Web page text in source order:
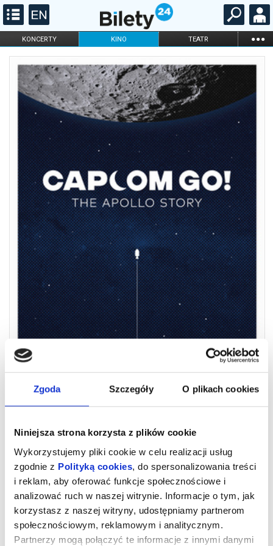
Zgoda Szczegóły O plikach cookies
Niniejsza strona korzysta z plików cookie
Wykorzystujemy pliki cookie w celu realizacji usług
zgodnie z Polityką cookies , do spersonalizowania treści
i reklam, aby oferować funkcje społecznościowe i
analizować ruch w naszej witrynie. Informacje o tym, jak
korzystasz z naszej witryny, udostępniamy partnerom
społecznościowym, reklamowym i analitycznym.
Partnerzy mogą połączyć te informacje z innymi danymi
KONCERTY KINO TEATR ...
FILHARMONIA OPERA I BALET
DLA DZIECI
ONLINE KARNETY
CAPCOM GO! Historia Misji Apollo
3D
Bilet daje możliwość wejścia do planetarium na czas 60 minut.
Usługa zawiera: seans kina sferycznego (fulldome) 3D oraz
możliwość korzystania z urządzeń multimedialnych będących na
wyposażeniu sali edukacyjnej KOPERNIK takich jak: symulator misji
kosmicznej 5D, kioski edukacyjne oraz kosmiczne stanowiska
stereoskopowe.